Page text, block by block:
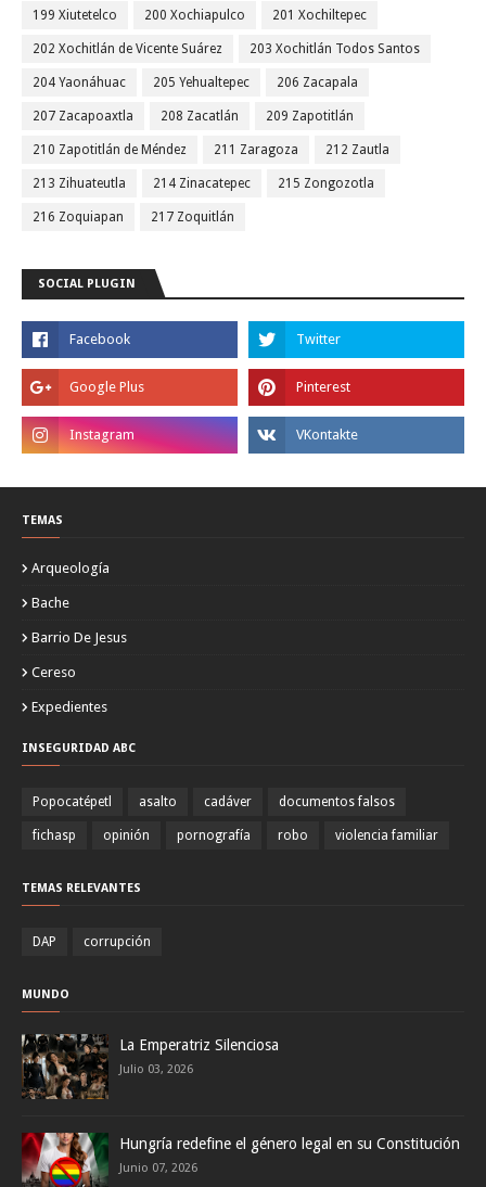
199 Xiutetelco 200 Xochiapulco 201 Xochiltepec
202 Xochitlán de Vicente Suárez 203 Xochitlán Todos Santos
204 Yaonáhuac 205 Yehualtepec 206 Zacapala
207 Zacapoaxtla 208 Zacatlán 209 Zapotitlán
210 Zapotitlán de Méndez 211 Zaragoza 212 Zautla
213 Zihuateutla 214 Zinacatepec 215 Zongozotla
216 Zoquiapan 217 Zoquitlán
SOCIAL PLUGIN
TEMAS
Arqueología
Bache
Barrio De Jesus
Cereso
Expedientes
INSEGURIDAD ABC
Popocatépetl asalto cadáver documentos falsos
fichasp opinión pornografía robo violencia familiar
TEMAS RELEVANTES
DAP corrupción
MUNDO
La Emperatriz Silenciosa
Julio 03, 2026
Hungría redefine el género legal en su Constitución
Junio 07, 2026